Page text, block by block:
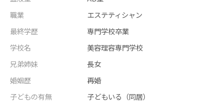
職業
エステティシャン
最終学歴
専門学校卒業
学校名
美容理容専門学校
兄弟姉妹
長女
婚姻歴
再婚
子どもの有無
子どもいる（同居）